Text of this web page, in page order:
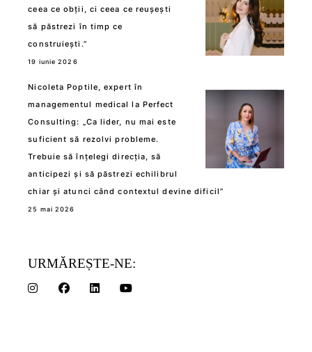
ceea ce obții, ci ceea ce reușești
să păstrezi în timp ce
construiești.”
19 iunie 2026
Nicoleta Poptile, expert în
managementul medical la Perfect
Consulting: „Ca lider, nu mai este
suficient să rezolvi probleme.
Trebuie să înțelegi direcția, să
anticipezi și să păstrezi echilibrul
chiar și atunci când contextul devine dificil”
25 mai 2026
URMĂREȘTE-NE: